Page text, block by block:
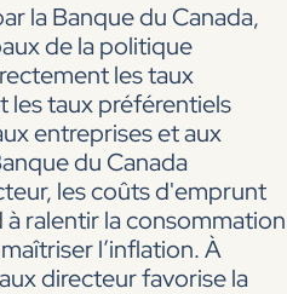
la Banque du Canada,
de la politique
les taux
les taux préférentiels
entreprises et aux
du Canada
les coûts d'emprunt
ralentir la consommation
l’inflation. À
directeur favorise la